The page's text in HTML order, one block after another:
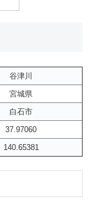
谷津川
宮城県
白石市
37.97060
140.65381